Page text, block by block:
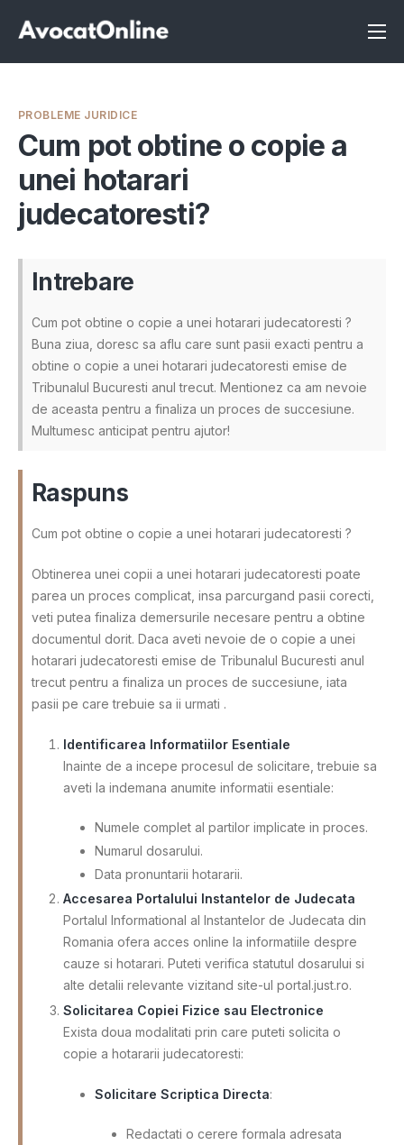
Înscrie-te ca avocat
Servicii
Despre noi
Programeaza consultanta
PROBLEME JURIDICE
Cum pot obtine o copie a
unei hotarari
judecatoresti?
Intrebare
Cum pot obtine o copie a unei hotarari judecatoresti ?
Buna ziua, doresc sa aflu care sunt pasii exacti pentru a
obtine o copie a unei hotarari judecatoresti emise de
Tribunalul Bucuresti anul trecut. Mentionez ca am nevoie
de aceasta pentru a finaliza un proces de succesiune.
Multumesc anticipat pentru ajutor!
Raspuns
Cum pot obtine o copie a unei hotarari judecatoresti ?
Obtinerea unei copii a unei hotarari judecatoresti poate
parea un proces complicat, insa parcurgand pasii corecti,
veti putea finaliza demersurile necesare pentru a obtine
documentul dorit. Daca aveti nevoie de o copie a unei
hotarari judecatoresti emise de Tribunalul Bucuresti anul
trecut pentru a finaliza un proces de succesiune, iata
pasii pe care trebuie sa ii urmati .
Identificarea Informatiilor Esentiale
Inainte de a incepe procesul de solicitare, trebuie sa
aveti la indemana anumite informatii esentiale:
Numele complet al partilor implicate in proces.
Numarul dosarului.
Data pronuntarii hotararii.
Accesarea Portalului Instantelor de Judecata
Portalul Informational al Instantelor de Judecata din
Romania ofera acces online la informatiile despre
cauze si hotarari. Puteti verifica statutul dosarului si
alte detalii relevante vizitand site-ul portal.just.ro.
Solicitarea Copiei Fizice sau Electronice
Exista doua modalitati prin care puteti solicita o
copie a hotararii judecatoresti:
Solicitare Scriptica Directa:
Redactati o cerere formala adresata